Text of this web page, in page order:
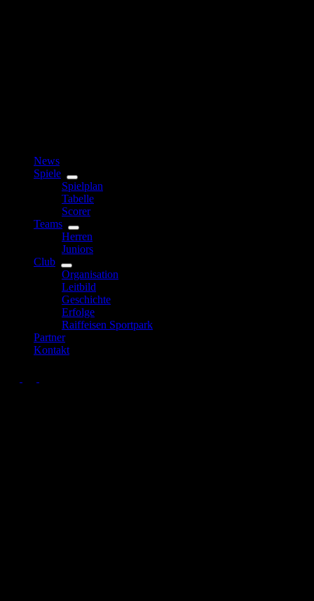
News
Spiele
Spielplan
Tabelle
Scorer
Teams
Herren
Juniors
Club
Organisation
Leitbild
Geschichte
Erfolge
Raiffeisen Sportpark
Partner
Kontakt